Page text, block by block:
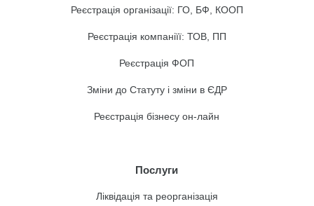
Реєстрація організації: ГО, БФ, КООП
Реєстрація компаніїї: ТОВ, ПП
Реєстрація ФОП
Зміни до Статуту і зміни в ЄДР
Реєстрація бізнесу он-лайн
Послуги
Ліквідація та реорганізація